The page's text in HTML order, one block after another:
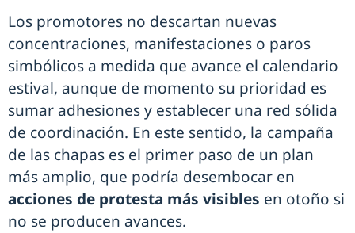
Los promotores no descartan nuevas
concentraciones, manifestaciones o paros
simbólicos a medida que avance el calendario
estival, aunque de momento su prioridad es
sumar adhesiones y establecer una red sólida
de coordinación. En este sentido, la campaña
de las chapas es el primer paso de un plan
más amplio, que podría desembocar en
acciones de protesta más visibles en otoño si
no se producen avances.